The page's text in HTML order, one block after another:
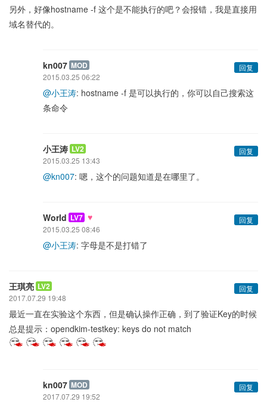
另外，好像hostname -f 这个是不能执行的吧？会报错，我是直接用
域名替代的。
kn007 MOD
回复
2015.03.25 06:22
@小王涛: hostname -f 是可以执行的，你可以自己搜索这
条命令
小王涛 LV2
回复
2015.03.25 13:43
@kn007: 嗯，这个的问题知道是在哪里了。
World LV7 ♥
回复
2015.03.25 08:46
@小王涛: 字母是不是打错了
王琪亮 LV2
回复
2017.07.29 19:48
最近一直在实验这个东西，但是确认操作正确，到了验证Key的时候
总是提示：opendkim-testkey: keys do not match
kn007 MOD
回复
2017.07.29 19:52